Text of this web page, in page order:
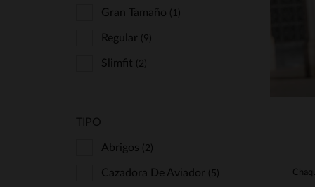
Gran Tamaño (1)
Regular (9)
Slimfit (2)
TIPO
Abrigos (2)
Cazadora De Aviador (5)